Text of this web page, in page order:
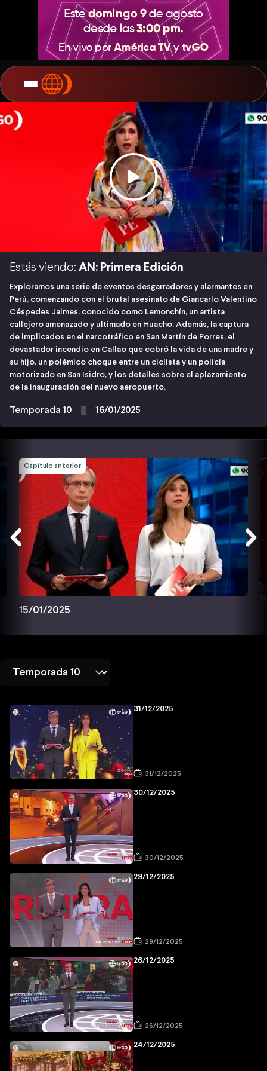
Estás viendo: AN: Primera Edición
Exploramos una serie de eventos desgarradores y alarmantes en
Perú, comenzando con el brutal asesinato de Giancarlo Valentino
Céspedes Jaimes, conocido como Lemonchín, un artista
callejero amenazado y ultimado en Huacho. Además, la captura
de implicados en el narcotráfico en San Martín de Porres, el
devastador incendio en Callao que cobró la vida de una madre y
su hijo, un polémico choque entre un ciclista y un policía
motorizado en San Isidro, y los detalles sobre el aplazamiento
de la inauguración del nuevo aeropuerto.
Temporada 10 16/01/2025
Capítulo anterior
15/01/2025
31/12/2025
31/12/2025
30/12/2025
30/12/2025
29/12/2025
29/12/2025
26/12/2025
26/12/2025
24/12/2025